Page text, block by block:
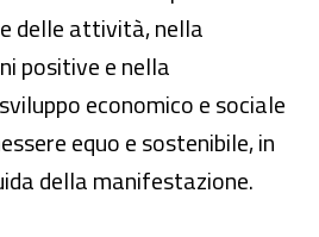
delle attività, nella
positive e nella
economico e sociale
equo e sostenibile, in
della manifestazione.